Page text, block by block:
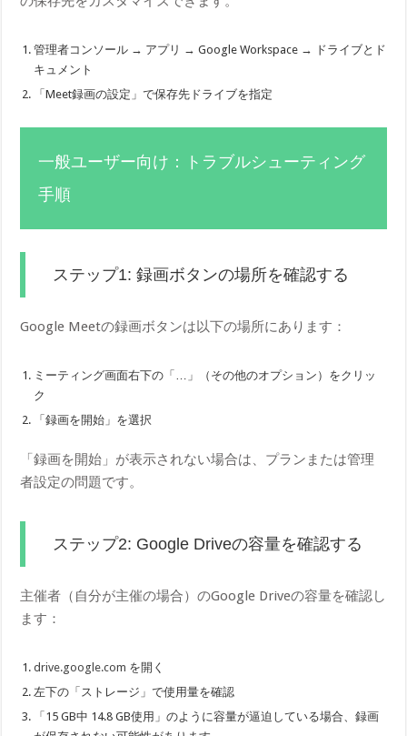
管理者コンソール → アプリ → Google Workspace → ドライブとド
キュメント
「Meet録画の設定」で保存先ドライブを指定
一般ユーザー向け：トラブルシューティング
手順
ステップ1: 録画ボタンの場所を確認する
Google Meetの録画ボタンは以下の場所にあります：
ミーティング画面右下の「…」（その他のオプション）をクリッ
ク
「録画を開始」を選択
「録画を開始」が表示されない場合は、プランまたは管理
者設定の問題です。
ステップ2: Google Driveの容量を確認する
主催者（自分が主催の場合）のGoogle Driveの容量を確認し
ます：
drive.google.com を開く
左下の「ストレージ」で使用量を確認
「15 GB中 14.8 GB使用」のように容量が逼迫している場合、録画